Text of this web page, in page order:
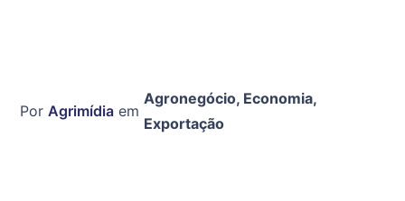
Por Agrimídia em
Agronegócio, Economia,
Exportação